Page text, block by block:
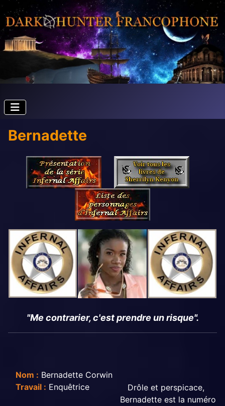
Bernadette
"Me contrarier, c'est prendre un risque".
Nom : Bernadette Corwin
Travail : Enquêtrice
Drôle et perspicace,
Bernadette est la numéro